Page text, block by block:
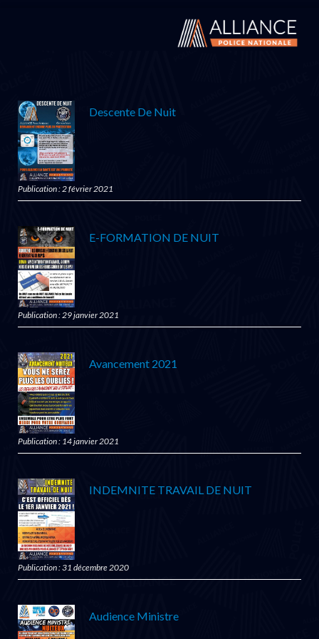
Descente De Nuit
Publication : 2 février 2021
E-FORMATION DE NUIT
Publication : 29 janvier 2021
Avancement 2021
Publication : 14 janvier 2021
INDEMNITE TRAVAIL DE NUIT
Publication : 31 décembre 2020
Audience Ministre